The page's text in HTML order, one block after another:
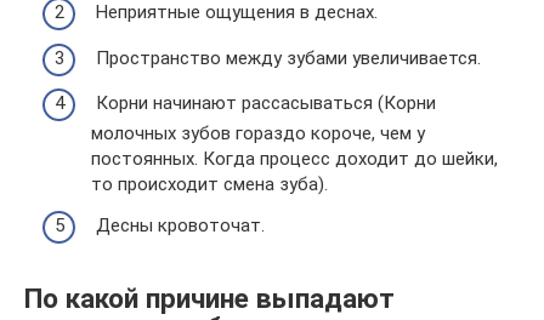
Неприятные ощущения в деснах.
Пространство между зубами увеличивается.
Корни начинают рассасываться (Корни
молочных зубов гораздо короче, чем у
постоянных. Когда процесс доходит до шейки,
то происходит смена зуба).
Десны кровоточат.
По какой причине выпадают